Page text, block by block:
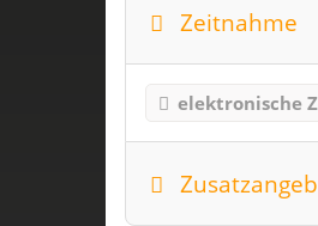
Zeitnahme
elektronische